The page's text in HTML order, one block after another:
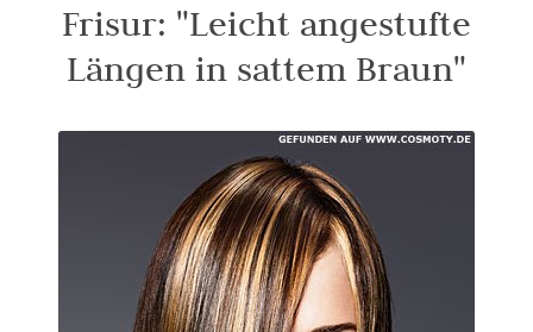
Frisur: "Leicht angestufte
Längen in sattem Braun"